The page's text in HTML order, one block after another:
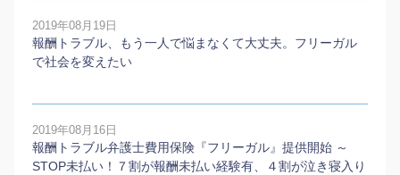
2019年08月19日
報酬トラブル、もう一人で悩まなくて大丈夫。フリーガル
で社会を変えたい
2019年08月16日
報酬トラブル弁護士費用保険『フリーガル』提供開始 ～
STOP未払い！７割が報酬未払い経験有、４割が泣き寝入り